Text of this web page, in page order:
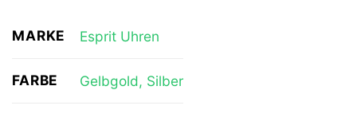
MARKE Esprit Uhren
FARBE Gelbgold, Silber